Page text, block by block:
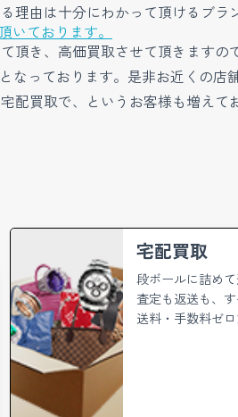
由は十分にわかって頂けるブラ
いております。
頂き、高価買取させて頂きます
なっております。是非お近くの
配買取で、というお客様も増えて
宅配買取
段ボールに詰めて
査定も返送も、す
送料・手数料ゼロ